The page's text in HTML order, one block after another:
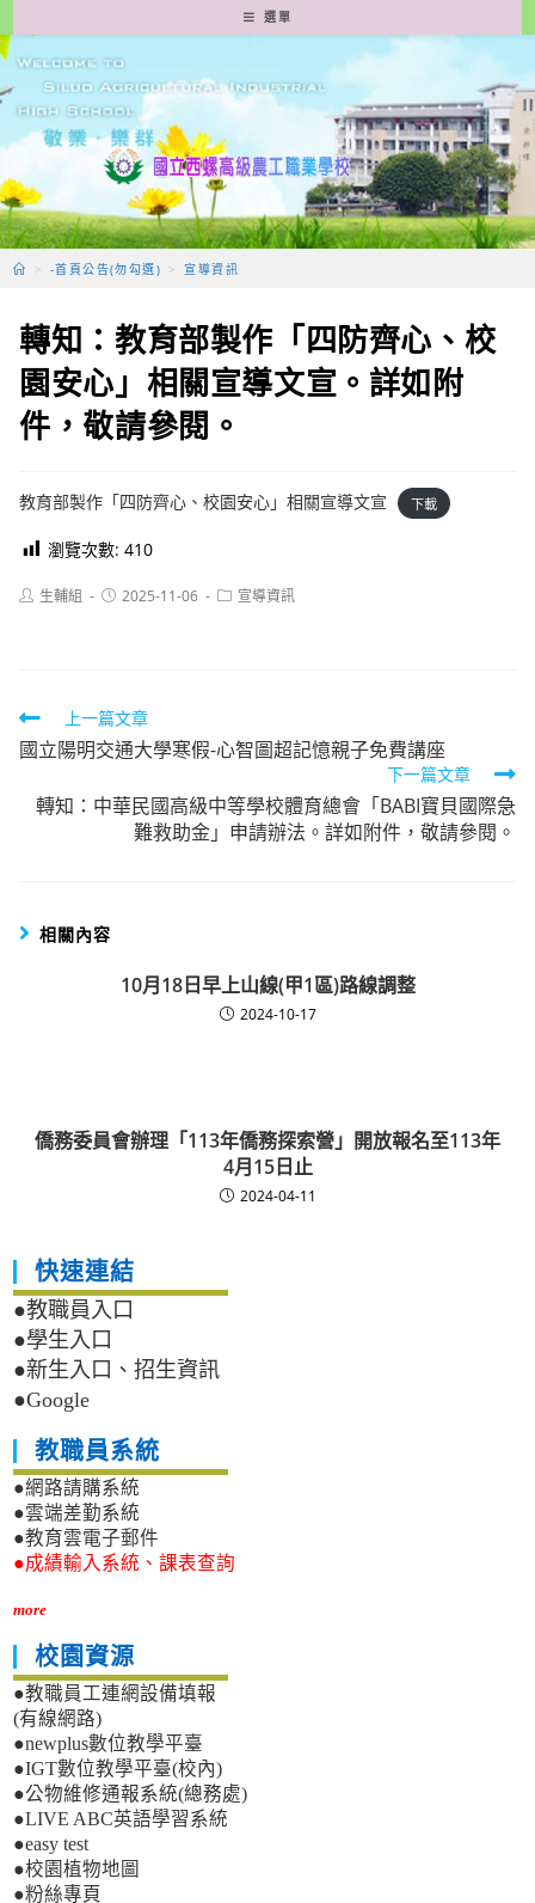
轉
至
要
容
選單
> -首頁公告(勿勾選) > 宣導資訊
轉知：教育部製作「四防齊心、校
園安心」相關宣導文宣。詳如附
件，敬請參閱。
教育部製作「四防齊心、校園安心」相關宣導文宣 下載
瀏覽次數: 410
Post生輔組
Post2025-11-06
Post宣導資訊
Read
more
articles
上一篇文章
國立陽明交通大學寒假-心智圖超記憶親子免費講座
下一篇文章
轉知：中華民國高級中等學校體育總會「BABI寶貝國際急
難救助金」申請辦法。詳如附件，敬請參閱。
相關內容
10月18日早上山線(甲1區)路線調整
2024-10-17
僑務委員會辦理「113年僑務探索營」開放報名至113年
4月15日止
2024-04-11
快速連結
●教職員入口
●學生入口
●新生入口、招生資訊
●Google
教職員系統
●網路請購系統
●雲端差勤系統
●教育雲電子郵件
●成績輸入系統、課表查詢
more
校園資源
●教職員工連網設備填報
(有線網路)
●newplus數位教學平臺
●IGT數位教學平臺(校內)
●公物維修通報系統(總務處)
●LIVE ABC英語學習系統
●easy test
●校園植物地圖
●粉絲專頁